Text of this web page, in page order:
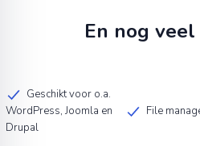
En nog
Geschikt voor o.a.
WordPress, Joomla en
Drupal
File